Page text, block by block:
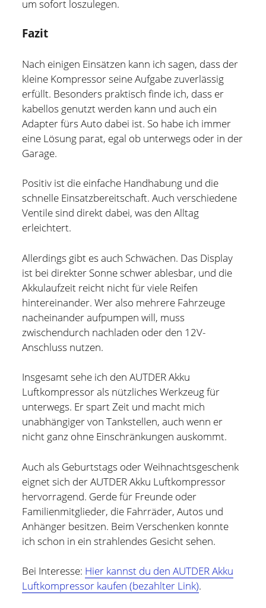
um sofort loszulegen.
Fazit
Nach einigen Einsätzen kann ich sagen, dass der
kleine Kompressor seine Aufgabe zuverlässig
erfüllt. Besonders praktisch finde ich, dass er
kabellos genutzt werden kann und auch ein
Adapter fürs Auto dabei ist. So habe ich immer
eine Lösung parat, egal ob unterwegs oder in der
Garage.
Positiv ist die einfache Handhabung und die
schnelle Einsatzbereitschaft. Auch verschiedene
Ventile sind direkt dabei, was den Alltag
erleichtert.
Allerdings gibt es auch Schwächen. Das Display
ist bei direkter Sonne schwer ablesbar, und die
Akkulaufzeit reicht nicht für viele Reifen
hintereinander. Wer also mehrere Fahrzeuge
nacheinander aufpumpen will, muss
zwischendurch nachladen oder den 12V-
Anschluss nutzen.
Insgesamt sehe ich den AUTDER Akku
Luftkompressor als nützliches Werkzeug für
unterwegs. Er spart Zeit und macht mich
unabhängiger von Tankstellen, auch wenn er
nicht ganz ohne Einschränkungen auskommt.
Auch als Geburtstags oder Weihnachtsgeschenk
eignet sich der AUTDER Akku Luftkompressor
hervorragend. Gerde für Freunde oder
Familienmitglieder, die Fahrräder, Autos und
Anhänger besitzen. Beim Verschenken konnte
ich schon in ein strahlendes Gesicht sehen.
Bei Interesse: Hier kannst du den AUTDER Akku
Luftkompressor kaufen (bezahlter Link).